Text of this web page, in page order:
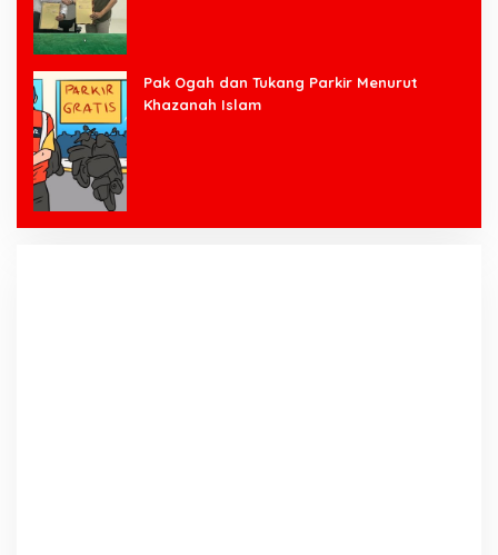
Pak Ogah dan Tukang Parkir Menurut
Khazanah Islam